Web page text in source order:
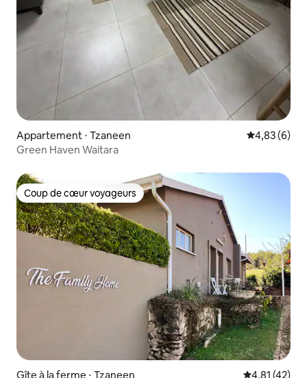
Appartement ⋅ Tzaneen Évaluation
4,83 (6)
Green Haven Waitara
Coup de cœur voyageurs
Coup de cœur voyageurs
Gîte à la ferme ⋅ Tzaneen Évaluation
4,81 (42)